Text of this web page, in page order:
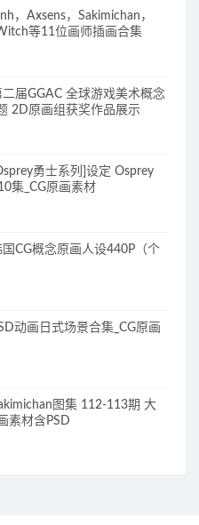
，Axsens，Sakimichan，
等11位画师插画合集
二届GGAC 全球游戏美术概念
2D原画组获奖作品展示
勇士系列]设定 Osprey
集_CG原画素材
国CG概念原画人设440P（个
动画日式场景合集_CG原画
图集 112-113期 大
素材含PSD